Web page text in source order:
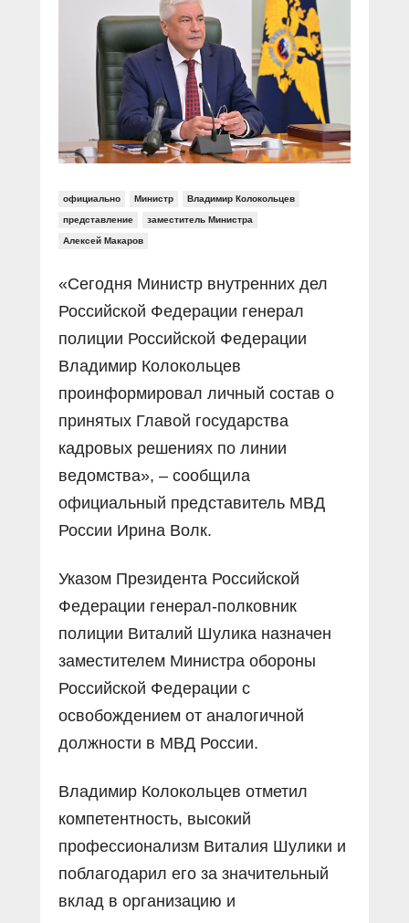
Социальные ролики
Документальные фильмы
Прямой разговор
В знании сила
Специальный репортаж
КиберПОСТОВОЙ
Газета «Щит и меч»
Журнал «Полиция России»
О ПОРТАЛЕ
Контакты
Вакансии
официально Министр Владимир Колокольцев
представление заместитель Министра
Алексей Макаров
«Сегодня Министр внутренних дел
Российской Федерации генерал
полиции Российской Федерации
Владимир Колокольцев
проинформировал личный состав о
принятых Главой государства
кадровых решениях по линии
ведомства», – сообщила
официальный представитель МВД
России Ирина Волк.
Указом Президента Российской
Федерации генерал-полковник
полиции Виталий Шулика назначен
заместителем Министра обороны
Российской Федерации с
освобождением от аналогичной
должности в МВД России.
Владимир Колокольцев отметил
компетентность, высокий
профессионализм Виталия Шулики и
поблагодарил его за значительный
вклад в организацию и